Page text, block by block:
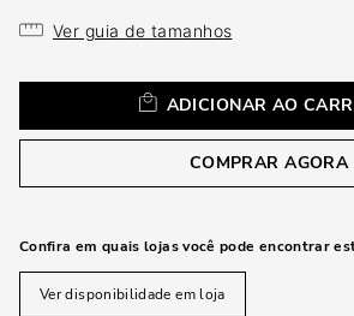
Ver guia de tamanhos
ADICIONAR AO
COMPRAR AGORA
Confira em quais lojas você pode encontrar
Ver disponibilidade em loja